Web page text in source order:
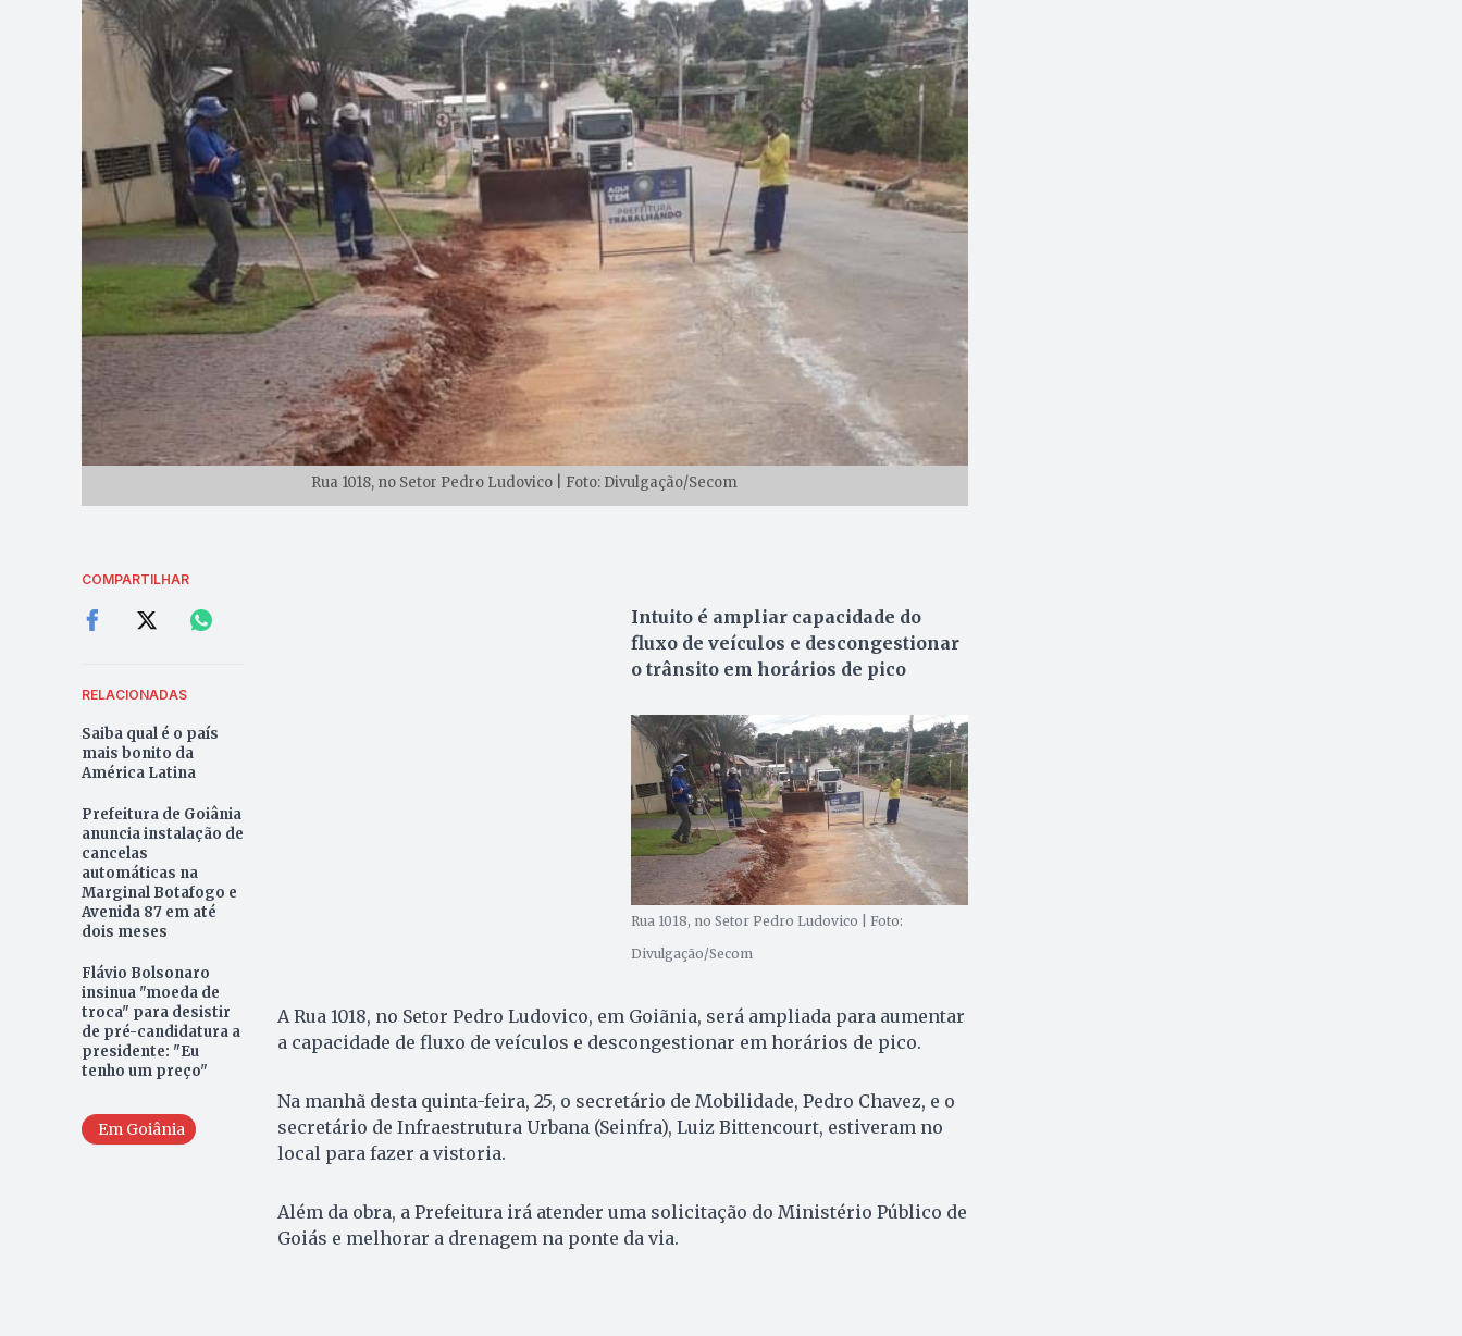
Rua 1018, no Setor Pedro Ludovico | Foto: Divulgação/Secom
COMPARTILHAR
RELACIONADAS
Saiba qual é o país
mais bonito da
América Latina
Prefeitura de Goiânia
anuncia instalação de
cancelas
automáticas na
Marginal Botafogo e
Avenida 87 em até
dois meses
Flávio Bolsonaro
insinua "moeda de
troca" para desistir
de pré-candidatura a
presidente: "Eu
tenho um preço"
Em Goiânia
Intuito é ampliar capacidade do
fluxo de veículos e descongestionar
o trânsito em horários de pico
Rua 1018, no Setor Pedro Ludovico | Foto:
Divulgação/Secom
A Rua 1018, no Setor Pedro Ludovico, em Goiãnia, será ampliada para aumentar
a capacidade de fluxo de veículos e descongestionar em horários de pico.
Na manhã desta quinta-feira, 25, o secretário de Mobilidade, Pedro Chavez, e o
secretário de Infraestrutura Urbana (Seinfra), Luiz Bittencourt, estiveram no
local para fazer a vistoria.
Além da obra, a Prefeitura irá atender uma solicitação do Ministério Público de
Goiás e melhorar a drenagem na ponte da via.